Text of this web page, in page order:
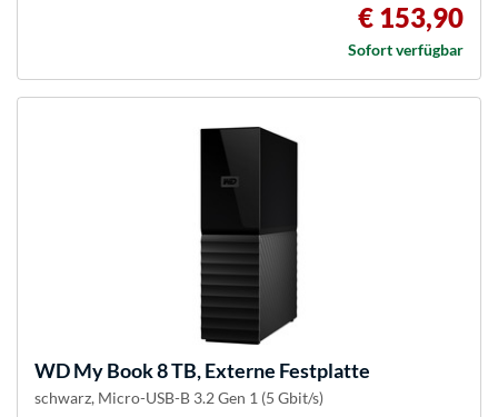
€ 153,90
Sofort verfügbar
WDMy Book 8 TB, Externe Festplatte
schwarz, Micro-USB-B 3.2 Gen 1 (5 Gbit/s)